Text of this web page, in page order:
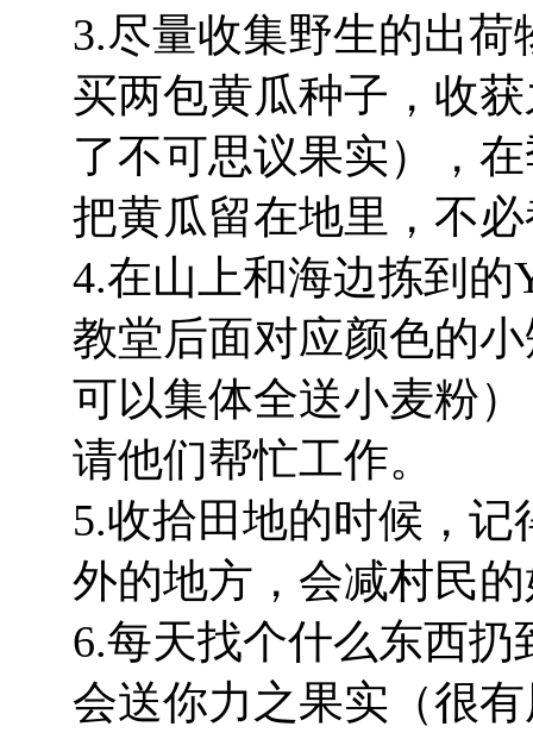
3.尽量收集野生的出
买两包黄瓜种子，收
了不可思议果实），
把黄瓜留在地里，不
4.在山上和海边拣到的
教堂后面对应颜色的
可以集体全送小麦粉
请他们帮忙工作。
5.收拾田地的时候，
外的地方，会减村民
6.每天找个什么东西
会送你力之果实（很